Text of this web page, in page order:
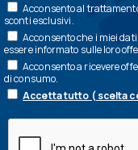
Acconsento al
sconti esclusivi.
Acconsento che i miei
essere informato sulle loro
Acconsento a ricevere
di consumo.
Accetta tutto ( scelta